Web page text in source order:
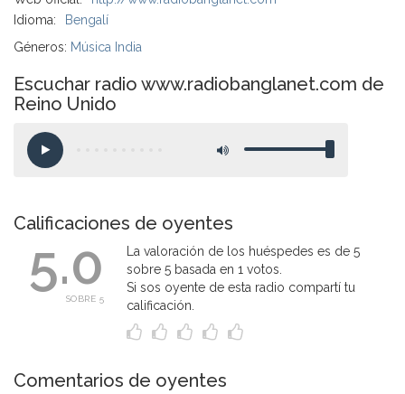
Idioma:
Bengalí
Géneros: Música India
Escuchar radio www.radiobanglanet.com de
Reino Unido
Calificaciones de oyentes
5.0
SOBRE 5
La valoración de los huéspedes es de 5
sobre 5 basada en 1 votos.
Si sos oyente de esta radio compartí tu
calificación.
Comentarios de oyentes